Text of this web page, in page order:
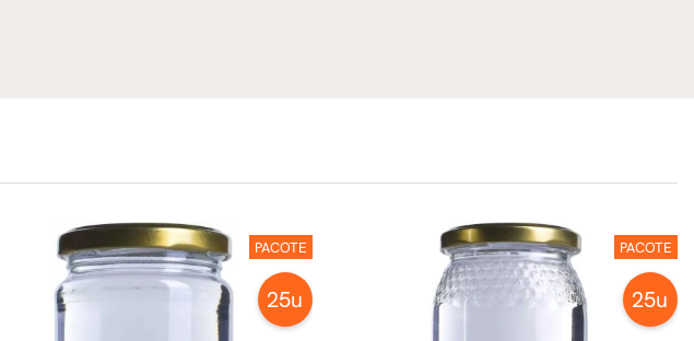
PACOTE
25u
PACOTE
25u